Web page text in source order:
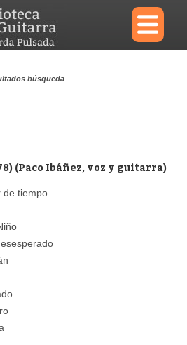
×
búsqueda
(Paco Ibáñez, voz y guitarra)
de tiempo